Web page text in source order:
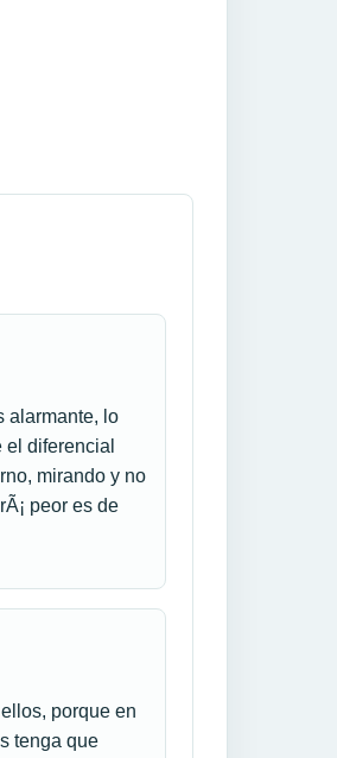
alarmante, lo
diferencial
mirando y no
peor es de
porque en
tenga que